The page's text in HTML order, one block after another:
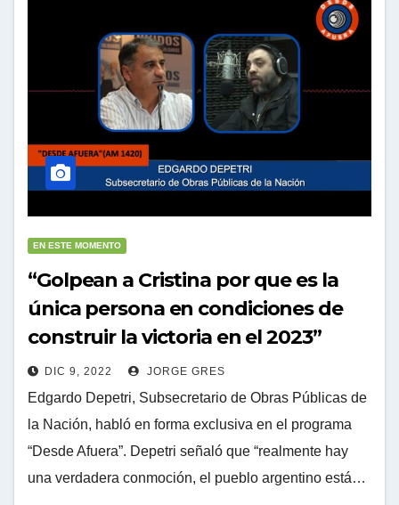
EN ESTE MOMENTO
“Golpean a Cristina por que es la
única persona en condiciones de
construir la victoria en el 2023”
DIC 9, 2022 JORGE GRES
Edgardo Depetri, Subsecretario de Obras Públicas de
la Nación, habló en forma exclusiva en el programa
“Desde Afuera”. Depetri señaló que “realmente hay
una verdadera conmoción, el pueblo argentino está…